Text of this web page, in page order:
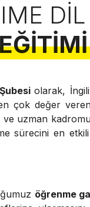
olarak,
çok değer
ve uzman
sürecini en
öğrenme